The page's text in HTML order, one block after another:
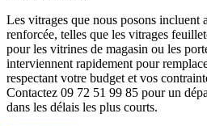
Les vitrages que nous posons incluent
renforcée, telles que les vitrages
pour les vitrines de magasin ou les
interviennent rapidement pour
respectant votre budget et vos
Contactez 09 72 51 99 85 pour un
dans les délais les plus courts.